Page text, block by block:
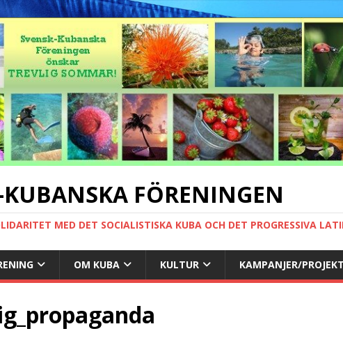
KUBANSKA FÖRENINGEN
MED DET SOCIALISTISKA KUBA OCH DET PROGRESSIVA
OM KUBA KULTUR KAMPANJER/PROJEKT